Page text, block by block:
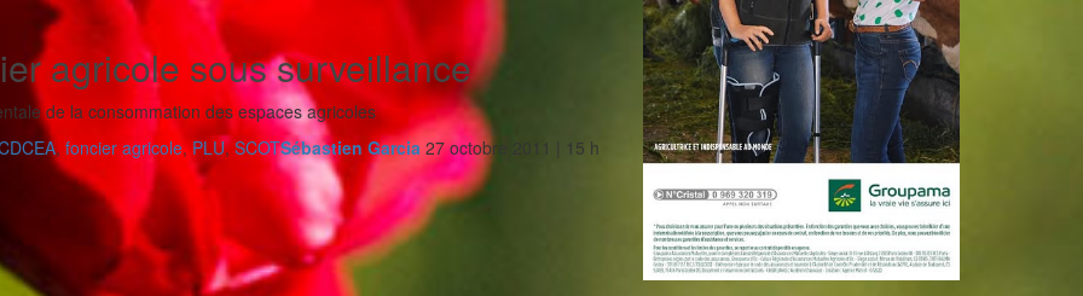
agricole sous surveillance
de la consommation des espaces agricoles
, foncier agricole,PLU,SCOTSébastien Garcia 27 octobre 2011 | 15 h